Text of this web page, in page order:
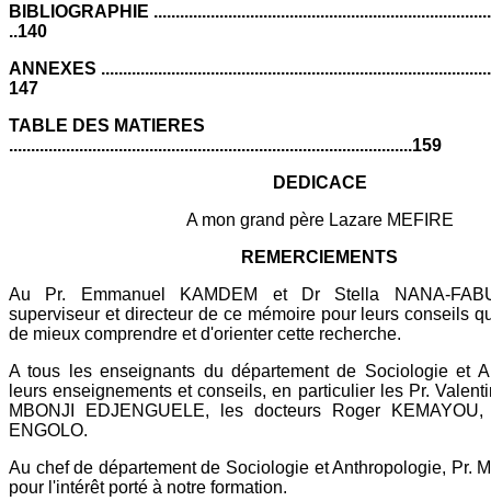
BIBLIOGRAPHIE
..140
ANNEXES
147
TABLE DES MATIERES
............................................................................................159
DEDICACE
A mon grand père Lazare MEFIRE
REMERCIEMENTS
Au Pr. Emmanuel KAMDEM et Dr Stella NANA-
superviseur et directeur de ce mémoire pour leurs conseils
de mieux comprendre et d'orienter cette recherche.
A tous les enseignants du département de Sociologie et
leurs enseignements et conseils, en particulier les Pr.
MBONJI EDJENGUELE, les docteurs Roger
ENGOLO.
Au chef de département de Sociologie et Anthropologie, Pr.
pour l'intérêt porté à notre formation.